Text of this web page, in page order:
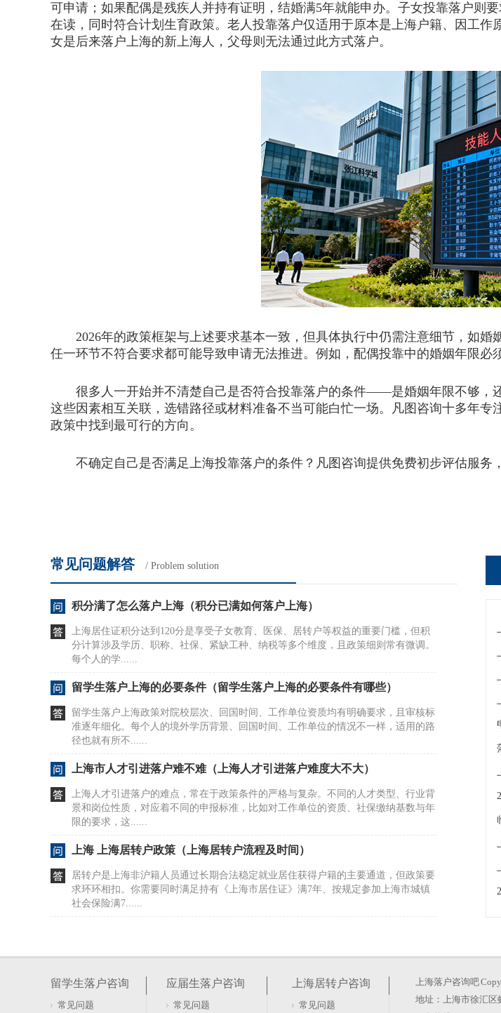
可申请；如果配偶是残疾人并持有证明，结婚满5年就能申办。子女投靠落户则
在读，同时符合计划生育政策。老人投靠落户仅适用于原本是上海户籍、因工
女是后来落户上海的新上海人，父母则无法通过此方式落户。
2026年的政策框架与上述要求基本一致，但具体执行中仍需注意细节，如婚
任一环节不符合要求都可能导致申请无法推进。例如，配偶投靠中的婚姻年限必
很多人一开始并不清楚自己是否符合投靠落户的条件——是婚姻年限不够，还
这些因素相互关联，选错路径或材料准备不当可能白忙一场。凡图咨询十多年
政策中找到最可行的方向。
不确定自己是否满足上海投靠落户的条件？凡图咨询提供免费初步评估服务
常见问题解答 / Problem solution
积分满了怎么落户上海（积分已满如何落户上海）
上海居住证积分达到120分是享受子女教育、医保、居转户等权益的重要门槛，但积
分计算涉及学历、职称、社保、紧缺工种、纳税等多个维度，且政策细则常有微调。
每个人的学......
留学生落户上海的必要条件（留学生落户上海的必要条件有哪些）
留学生落户上海政策对院校层次、回国时间、工作单位资质均有明确要求，且审核标
准逐年细化。每个人的境外学历背景、回国时间、工作单位的情况不一样，适用的路
径也就有所不......
上海市人才引进落户难不难（上海人才引进落户难度大不大）
上海人才引进落户的难点，常在于政策条件的严格与复杂。不同的人才类型、行业背
景和岗位性质，对应着不同的申报标准，比如对工作单位的资质、社保缴纳基数与年
限的要求，这......
上海 上海居转户政策（上海居转户流程及时间）
居转户是上海非沪籍人员通过长期合法稳定就业居住获得户籍的主要通道，但政策要
求环环相扣。你需要同时满足持有《上海市居住证》满7年、按规定参加上海市城镇
社会保险满7......
留学生落户上海政策对境外学历层次、回国时间、工作单位资质及社保缴纳情况均有
研究生学历学......
留学生落户咨询
常见问题
应届生落户咨询
常见问题
上海居转户咨询
常见问题
上海落户咨询吧
地址：上海市徐汇区